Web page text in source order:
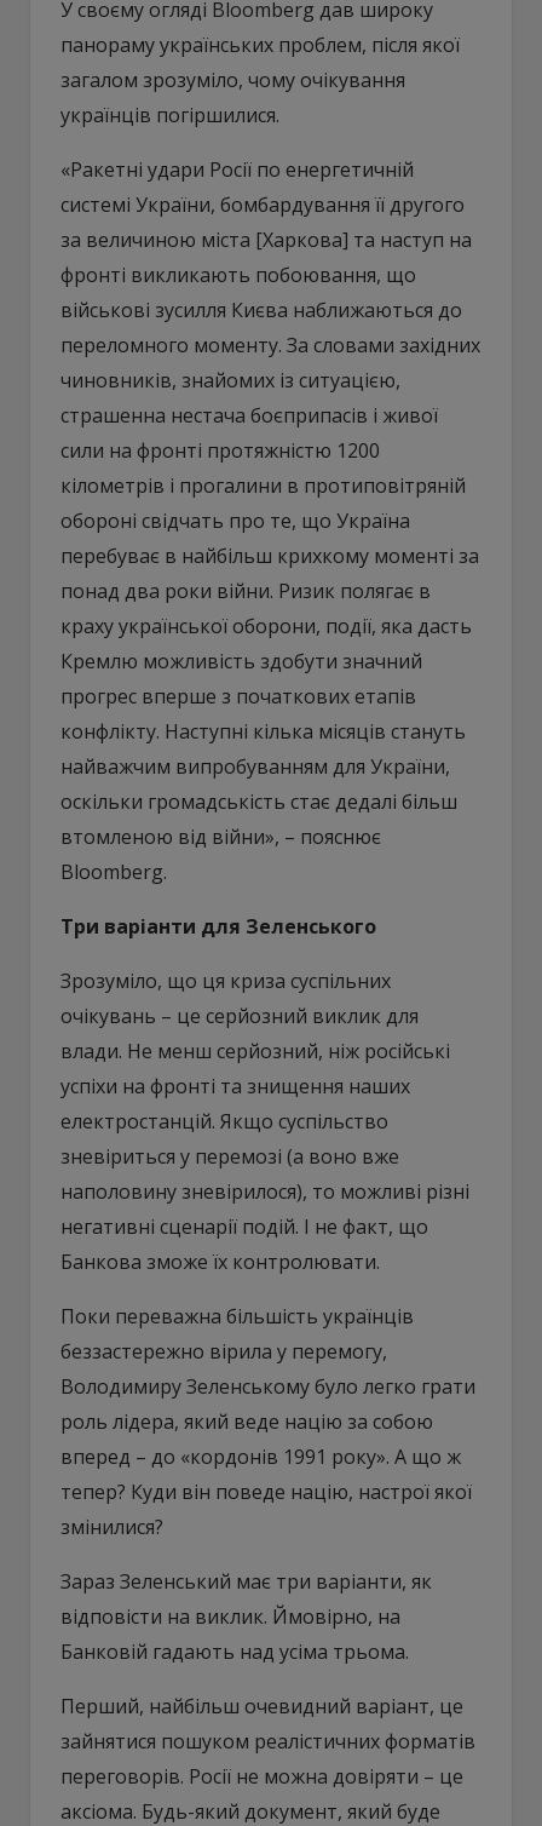
У своєму огляді Bloomberg дав широку
панораму українських проблем, після якої
загалом зрозуміло, чому очікування
українців погіршилися.
«Ракетні удари Росії по енергетичній
системі України, бомбардування її другого
за величиною міста [Харкова] та наступ на
фронті викликають побоювання, що
військові зусилля Києва наближаються до
переломного моменту. За словами західних
чиновників, знайомих із ситуацією,
страшенна нестача боєприпасів і живої
сили на фронті протяжністю 1200
кілометрів і прогалини в протиповітряній
обороні свідчать про те, що Україна
перебуває в найбільш крихкому моменті за
понад два роки війни. Ризик полягає в
краху української оборони, події, яка дасть
Кремлю можливість здобути значний
прогрес вперше з початкових етапів
конфлікту. Наступні кілька місяців стануть
найважчим випробуванням для України,
оскільки громадськість стає дедалі більш
втомленою від війни», – пояснює
Bloomberg.
Три варіанти для Зеленського
Зрозуміло, що ця криза суспільних
очікувань – це серйозний виклик для
влади. Не менш серйозний, ніж російські
успіхи на фронті та знищення наших
електростанцій. Якщо суспільство
зневіриться у перемозі (а воно вже
наполовину зневірилося), то можливі різні
негативні сценарії подій. І не факт, що
Банкова зможе їх контролювати.
Поки переважна більшість українців
беззастережно вірила у перемогу,
Володимиру Зеленському було легко грати
роль лідера, який веде націю за собою
вперед – до «кордонів 1991 року». А що ж
тепер? Куди він поведе націю, настрої якої
змінилися?
Зараз Зеленський має три варіанти, як
відповісти на виклик. Ймовірно, на
Банковій гадають над усіма трьома.
Перший, найбільш очевидний варіант, це
зайнятися пошуком реалістичних форматів
переговорів. Росії не можна довіряти – це
аксіома. Будь-який документ, який буде